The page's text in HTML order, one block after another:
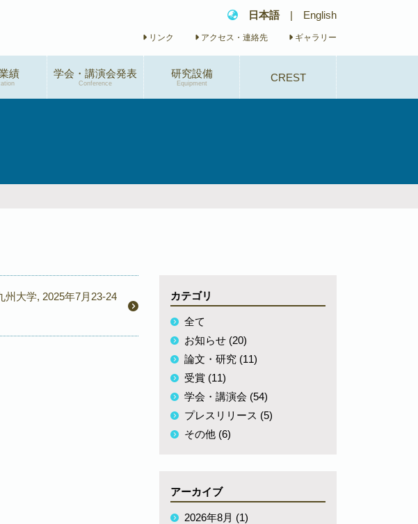
日本語 | English
リンク アクセス・連絡先 ギャラリー
績 学会・講演会発表
Conference
研究設備
Equipment
CREST
州大学, 2025年7月23-24
カテゴリ
全て
お知らせ (20)
論文・研究 (11)
受賞 (11)
学会・講演会 (54)
プレスリリース (5)
その他 (6)
アーカイブ
2026年8月 (1)